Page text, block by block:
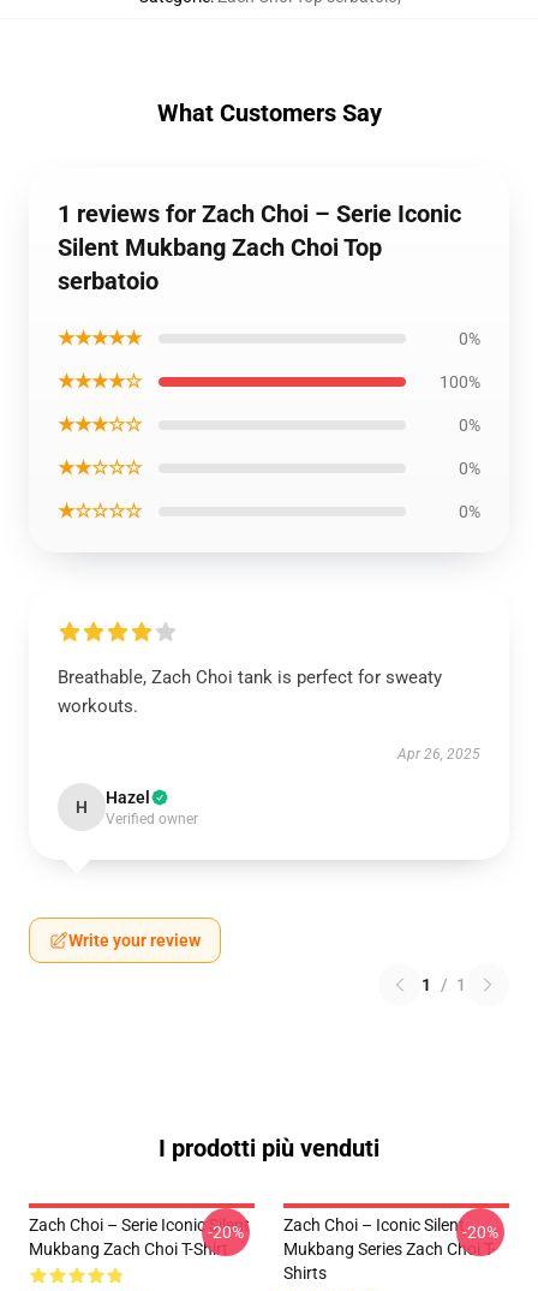
What Customers Say
1 reviews for Zach Choi – Serie Iconic
Silent Mukbang Zach Choi Top
serbatoio
★★★★★ 0%
★★★★☆ 100%
★★★☆☆ 0%
★★☆☆☆ 0%
★☆☆☆☆ 0%
Breathable, Zach Choi tank is perfect for sweaty
workouts.
Apr 26, 2025
H Hazel
Verified owner
Write your review
1 / 1
I prodotti più venduti
Zach Choi – Serie Iconic Silent
Mukbang Zach Choi T-Shirt
-20%
Zach Choi – Iconic Silent
Mukbang Series Zach Choi T-
Shirts
-20%